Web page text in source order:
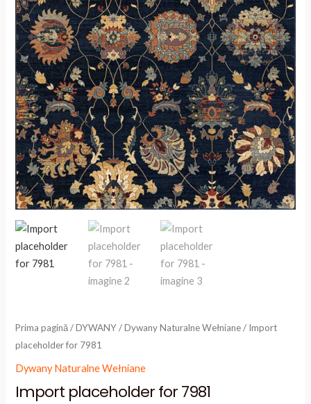
Prima pagină/DYWANY/Dywany Naturalne Wełniane/ Import
placeholder for 7981
Dywany Naturalne Wełniane
Import placeholder for 7981